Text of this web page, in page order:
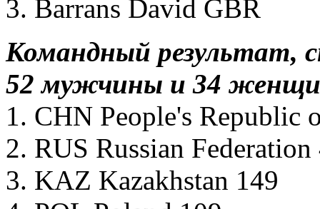
3. Barrans David GBR
Командный результат,
52 мужчины и 34
1. CHN People's Republic
2. RUS Russian Federation
3. KAZ Kazakhstan 149